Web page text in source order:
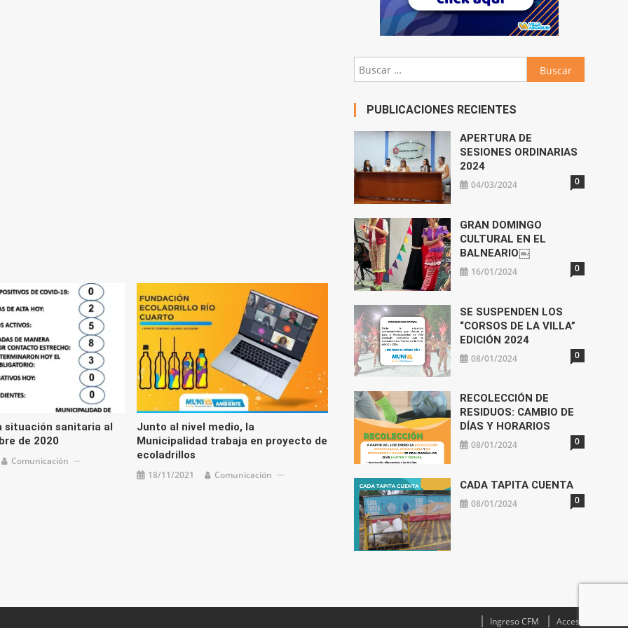
situación sanitaria al
de 2020
Comunicación
Junto al nivel medio, la
Municipalidad trabaja en proyecto de
ecoladrillos
18/11/2021 Comunicación
Buscar:
PUBLICACIONES RECIENTES
APERTURA DE
SESIONES ORDINARIAS
2024
04/03/2024 0
GRAN DOMINGO
CULTURAL EN EL
BALNEARIO￼
16/01/2024 0
SE SUSPENDEN LOS
“CORSOS DE LA VILLA”
EDICIÓN 2024
08/01/2024 0
RECOLECCIÓN DE
RESIDUOS: CAMBIO DE
DÍAS Y HORARIOS
08/01/2024 0
CADA TAPITA CUENTA
08/01/2024 0
Ingreso CFM Acceso